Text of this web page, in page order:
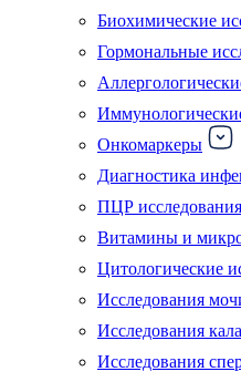
Биохимические
Гормональные
Онкомаркеры
Диагностика
ПЦР исследования
Витамины и
Цитологические
Исследования
Исследования кала
Исследования